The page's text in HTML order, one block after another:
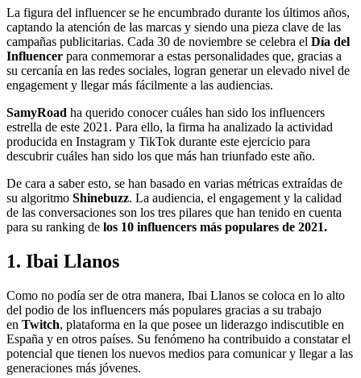
La figura del influencer se he encumbrado durante los últimos años,
captando la atención de las marcas y siendo una pieza clave de las
campañas publicitarias. Cada 30 de noviembre se celebra el Día del
Influencer para conmemorar a estas personalidades que, gracias a
su cercanía en las redes sociales, logran generar un elevado nivel de
engagement y llegar más fácilmente a las audiencias.
SamyRoad ha querido conocer cuáles han sido los influencers
estrella de este 2021. Para ello, la firma ha analizado la actividad
producida en Instagram y TikTok durante este ejercicio para
descubrir cuáles han sido los que más han triunfado este año.
De cara a saber esto, se han basado en varias métricas extraídas de
su algoritmo Shinebuzz. La audiencia, el engagement y la calidad
de las conversaciones son los tres pilares que han tenido en cuenta
para su ranking de los 10 influencers más populares de 2021.
1. Ibai Llanos
Como no podía ser de otra manera, Ibai Llanos se coloca en lo alto
del podio de los influencers más populares gracias a su trabajo
en Twitch, plataforma en la que posee un liderazgo indiscutible en
España y en otros países. Su fenómeno ha contribuido a constatar el
potencial que tienen los nuevos medios para comunicar y llegar a las
generaciones más jóvenes.